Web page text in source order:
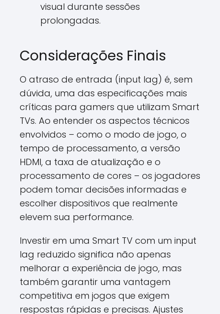
visual durante sessões
prolongadas.
Considerações Finais
O atraso de entrada (input lag) é, sem
dúvida, uma das especificações mais
críticas para gamers que utilizam Smart
TVs. Ao entender os aspectos técnicos
envolvidos – como o modo de jogo, o
tempo de processamento, a versão
HDMI, a taxa de atualização e o
processamento de cores – os jogadores
podem tomar decisões informadas e
escolher dispositivos que realmente
elevem sua performance.
Investir em uma Smart TV com um input
lag reduzido significa não apenas
melhorar a experiência de jogo, mas
também garantir uma vantagem
competitiva em jogos que exigem
respostas rápidas e precisas. Ajustes